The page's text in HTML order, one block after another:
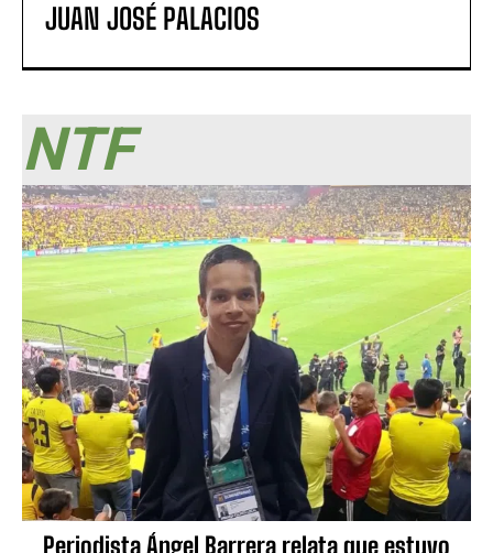
JUAN JOSÉ PALACIOS
NTF
Periodista Ángel Barrera relata que estuvo